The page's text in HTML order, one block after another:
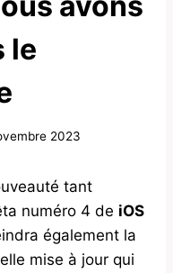
le
2023
tant
numéro 4 de iOS
également la
mise à jour qui